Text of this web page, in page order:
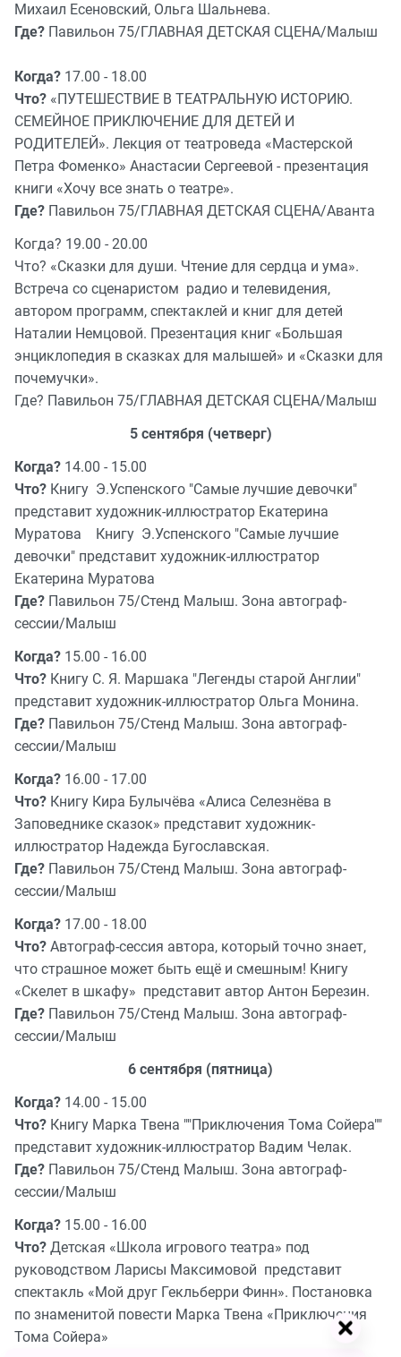
Михаил Есеновский, Ольга Шальнева.
Где? Павильон 75/ГЛАВНАЯ ДЕТСКАЯ СЦЕНА/Малыш
Когда? 17.00 - 18.00
Что? «ПУТЕШЕСТВИЕ В ТЕАТРАЛЬНУЮ ИСТОРИЮ.
СЕМЕЙНОЕ ПРИКЛЮЧЕНИЕ ДЛЯ ДЕТЕЙ И
РОДИТЕЛЕЙ». Лекция от театроведа «Мастерской
Петра Фоменко» Анастасии Сергеевой - презентация
книги «Хочу все знать о театре».
Где? Павильон 75/ГЛАВНАЯ ДЕТСКАЯ СЦЕНА/Аванта
Когда? 19.00 - 20.00
Что? «Сказки для души. Чтение для сердца и ума».
Встреча со сценаристом радио и телевидения,
автором программ, спектаклей и книг для детей
Наталии Немцовой. Презентация книг «Большая
энциклопедия в сказках для малышей» и «Сказки для
почемучки».
Где? Павильон 75/ГЛАВНАЯ ДЕТСКАЯ СЦЕНА/Малыш
5 сентября (четверг)
Когда? 14.00 - 15.00
Что? Книгу Э.Успенского "Самые лучшие девочки"
представит художник-иллюстратор Екатерина
Муратова Книгу Э.Успенского "Самые лучшие
девочки" представит художник-иллюстратор
Екатерина Муратова
Где? Павильон 75/Стенд Малыш. Зона автограф-
сессии/Малыш
Когда? 15.00 - 16.00
Что? Книгу С. Я. Маршака "Легенды старой Англии"
представит художник-иллюстратор Ольга Монина.
Где? Павильон 75/Стенд Малыш. Зона автограф-
сессии/Малыш
Когда? 16.00 - 17.00
Что? Книгу Кира Булычёва «Алиса Селезнёва в
Заповеднике сказок» представит художник-
иллюстратор Надежда Бугославская.
Где? Павильон 75/Стенд Малыш. Зона автограф-
сессии/Малыш
Когда? 17.00 - 18.00
Что? Автограф-сессия автора, который точно знает,
что страшное может быть ещё и смешным! Книгу
«Скелет в шкафу» представит автор Антон Березин.
Где? Павильон 75/Стенд Малыш. Зона автограф-
сессии/Малыш
6 сентября (пятница)
Когда? 14.00 - 15.00
Что? Книгу Марка Твена ""Приключения Тома Сойера""
представит художник-иллюстратор Вадим Челак.
Где? Павильон 75/Стенд Малыш. Зона автограф-
сессии/Малыш
Когда? 15.00 - 16.00
Что? Детская «Школа игрового театра» под
руководством Ларисы Максимовой представит
спектакль «Мой друг Гекльберри Финн». Постановка
по знаменитой повести Марка Твена «Приключения
Тома Сойера»